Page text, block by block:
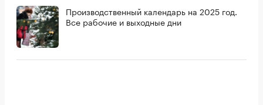
Производственный календарь на 2025 год.
Все рабочие и выходные дни